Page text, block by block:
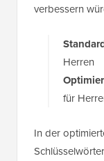
verbessern
Herren
für
In der